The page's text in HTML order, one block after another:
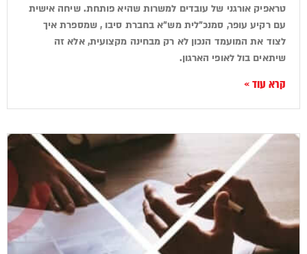
טראפיק אורגני של עובדים למשרות שהיא פותחת. שיחה אישית
עם רקיע עופר, סמנכ"לית מש"א בחברת סיבו , שמספרת איך
לצוד את המועמד הנכון לא רק מבחינה מקצועית, אלא זה
שיתאים בול לאופי הארגון.
קרא עוד »